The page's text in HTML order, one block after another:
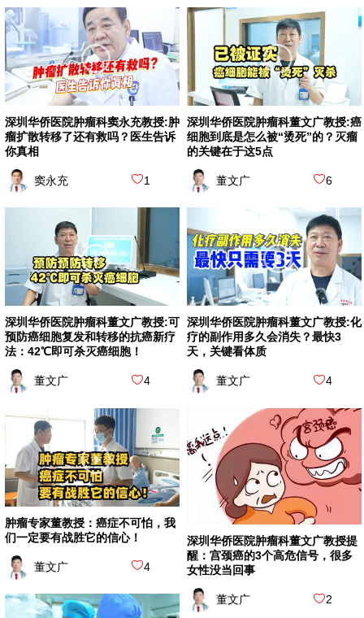
深圳华侨医院肿瘤科窦永充教授:肿
瘤扩散转移了还有救吗？医生告诉
你真相
窦永充 1
深圳华侨医院肿瘤科董文广教授:可
预防癌细胞复发和转移的抗癌新疗
法：42℃即可杀灭癌细胞！
董文广 4
肿瘤专家董教授：癌症不可怕，我
们一定要有战胜它的信心！
董文广 4
深圳华侨医院肿瘤科董文广教授:癌
细胞到底是怎么被“烫死”的？灭瘤
的关键在于这5点
董文广 6
深圳华侨医院肿瘤科董文广教授:化
疗的副作用多久会消失？最快3
天，关键看体质
董文广 4
深圳华侨医院肿瘤科董文广教授提
醒：宫颈癌的3个高危信号，很多
女性没当回事
董文广 2